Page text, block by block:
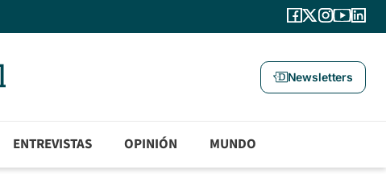
Newsletters
ENTREVISTAS OPINIÓN MUNDO